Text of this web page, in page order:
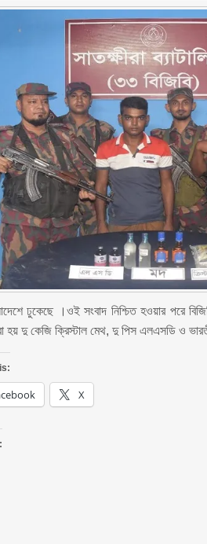
ঢুকেছে ।ওই সংবাদ নিশ্চিত হওয়ার পরে
হয় দু কেজি ক্রিস্টাল মেথ, দু পিস এলএসডি ও
X